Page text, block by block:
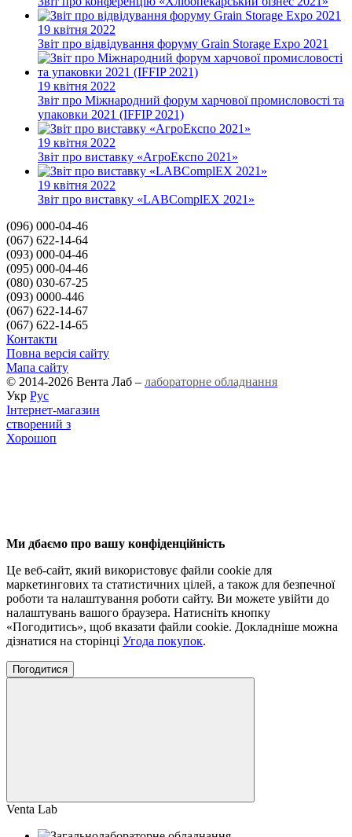
19 квітня 2022
Звіт про відвідування форуму Grain Storage Expo 2021
19 квітня 2022
Звіт про Міжнародний форум харчової промисловості та
упаковки 2021 (IFFIP 2021)
19 квітня 2022
Звіт про виставку «АгроЕкспо 2021»
19 квітня 2022
Звіт про виставку «LABComplEX 2021»
(096) 000-04-46
(067) 622-14-64
(093) 000-04-46
(095) 000-04-46
(080) 030-67-25
(093) 0000-446
(067) 622-14-67
(067) 622-14-65
Контакти
Повна версія сайту
Мапа сайту
© 2014-2026 Вента Лаб – лабораторне обладнання
Укр Рус
Інтернет-магазин
створений з
Хорошоп
Ми дбаємо про вашу конфіденційність
Це веб-сайт, який використовує файли cookie для
маркетингових та статистичних цілей, а також для безпечної
роботи та налаштування роботи сайту. Ви можете увійти до
налаштувань вашого браузера. Натисніть кнопку
«Погодитись», щоб вказати файли cookie. Докладніше можна
дізнатися на сторінці Угода покупок.
Погодитися
Venta Lab